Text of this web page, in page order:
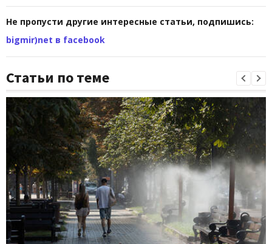
Не пропусти другие интересные статьи, подпишись:
bigmir)net в facebook
Статьи по теме